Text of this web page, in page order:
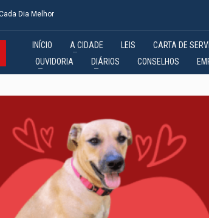
Dia Melhor
INÍCIO A CIDADE LEIS CARTA DE
OUVIDORIA
DIÁRIOS CONSELHOS